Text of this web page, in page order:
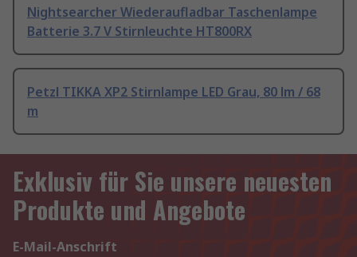
Nightsearcher Wiederaufladbar Taschenlampe
Batterie 3.7 V Stirnleuchte HT800RX
Petzl TIKKA XP2 Stirnlampe LED Grau, 80 lm / 68
m
Exklusiv für Sie unsere neuesten
Produkte und Angebote
E-Mail-Anschrift